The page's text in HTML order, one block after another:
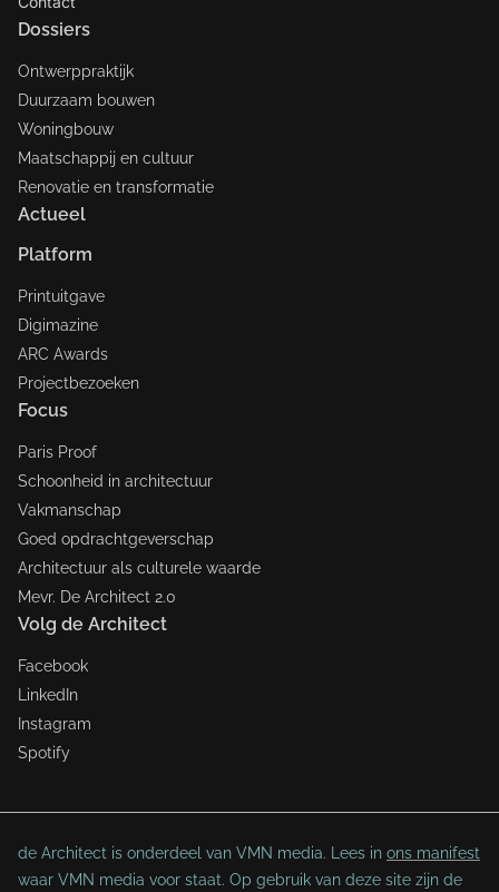
Dossiers
Ontwerppraktijk
Duurzaam bouwen
Woningbouw
Maatschappij en cultuur
Renovatie en transformatie
Actueel
Platform
Printuitgave
Digimazine
ARC Awards
Projectbezoeken
Focus
Paris Proof
Schoonheid in architectuur
Vakmanschap
Goed opdrachtgeverschap
Architectuur als culturele waarde
Mevr. De Architect 2.0
Volg de Architect
Facebook
LinkedIn
Instagram
Spotify
de Architect is onderdeel van VMN media. Lees in ons manifest
waar VMN media voor staat. Op gebruik van deze site zijn de